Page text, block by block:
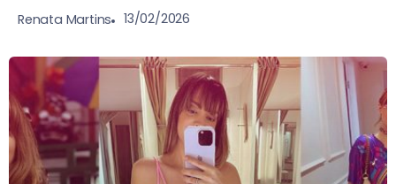
Renata Martins 13/02/2026